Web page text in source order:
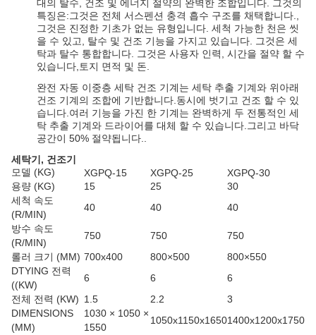
대의 탈수, 건조 및 에너지 절약의 완벽한 조합입니다. 그것의
특징은:그것은 전체 서스펜션 충격 흡수 구조를 채택합니다.,
그것은 진정한 기초가 없는 유형입니다. 세척 가능한 천은 씻
을 수 있고, 탈수 및 건조 기능을 가지고 있습니다. 그것은 세
탁과 탈수 통합합니다. 그것은 사용자 인력, 시간을 절약 할 수
있습니다,토지 면적 및 돈.
완전 자동 이중층 세탁 건조 기계는 세탁 추출 기계와 위아래
건조 기계의 조합에 기반합니다.동시에 벗기고 건조 할 수 있
습니다.여러 기능을 가진 한 기계는 완벽하게 두 전통적인 세
탁 추출 기계와 드라이어를 대체 할 수 있습니다.그리고 바닥
공간이 50% 절약됩니다..
세탁기, 건조기
모델 (KG)
XGPQ-15 XGPQ-25
XGPQ-30
용량 (KG)
15 25
30
세척 속도
(R/MIN)
40 40
40
방수 속도
(R/MIN)
750 750
750
롤러 크기 (MM) 700x400 800×500
800×550
DTYING 전력
((KW)
6 6
6
전체 전력 (KW) 1.5 2.2
3
DIMENSIONS
(MM)
1030 × 1050 ×
1550
1050x1150x16501400x1200x1750